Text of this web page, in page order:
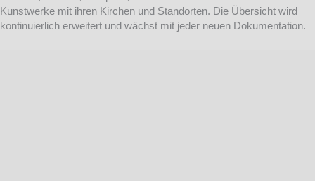
Kunstwerke mit ihren Kirchen und Standorten. Die Übersicht wird
kontinuierlich erweitert und wächst mit jeder neuen Dokumentation.